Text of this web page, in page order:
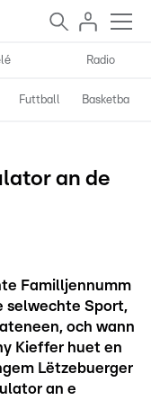
Radio
Futtball Basketball
an de
Familljennumm
selwechte Sport,
och wann
Kieffer huet en
Lëtzebuerger
an e